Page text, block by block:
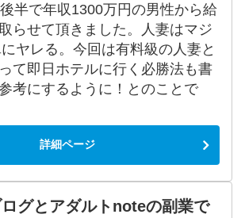
半で年収1300万円の男性から給
らせて頂きました。人妻はマジ
ヤレる。今回は有料級の人妻と
て即日ホテルに行く必勝法も書
考にするように！とのことで
詳細ページ
グとアダルトnoteの副業で